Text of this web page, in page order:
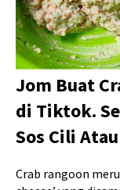
Jom Buat
di Tiktok.
Sos Cili
Crab rangoon